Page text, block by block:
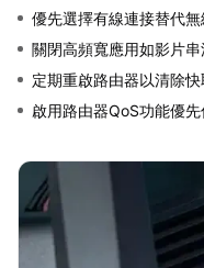
優先選擇有線連接替代無
關閉高頻寬應用如影片串
定期重啟路由器以清除快
啟用路由器QoS功能優